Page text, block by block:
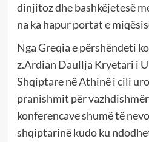
dinjitoz dhe bashkëjetesë
na ka hapur portat e
Nga Greqia e përshëndeti
z.Ardian Daullja Kryetari i
Shqiptare në Athinë i cili
pranishmit për
konferencave shumë të
shqiptarinë kudo ku